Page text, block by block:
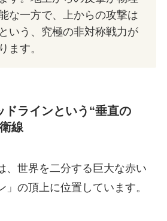
な一方で、上からの攻撃は
いう、究極の非対称戦力が
ます。
ドラインという“垂直の
線
、世界を二分する巨大な赤い
」の頂上に位置しています。